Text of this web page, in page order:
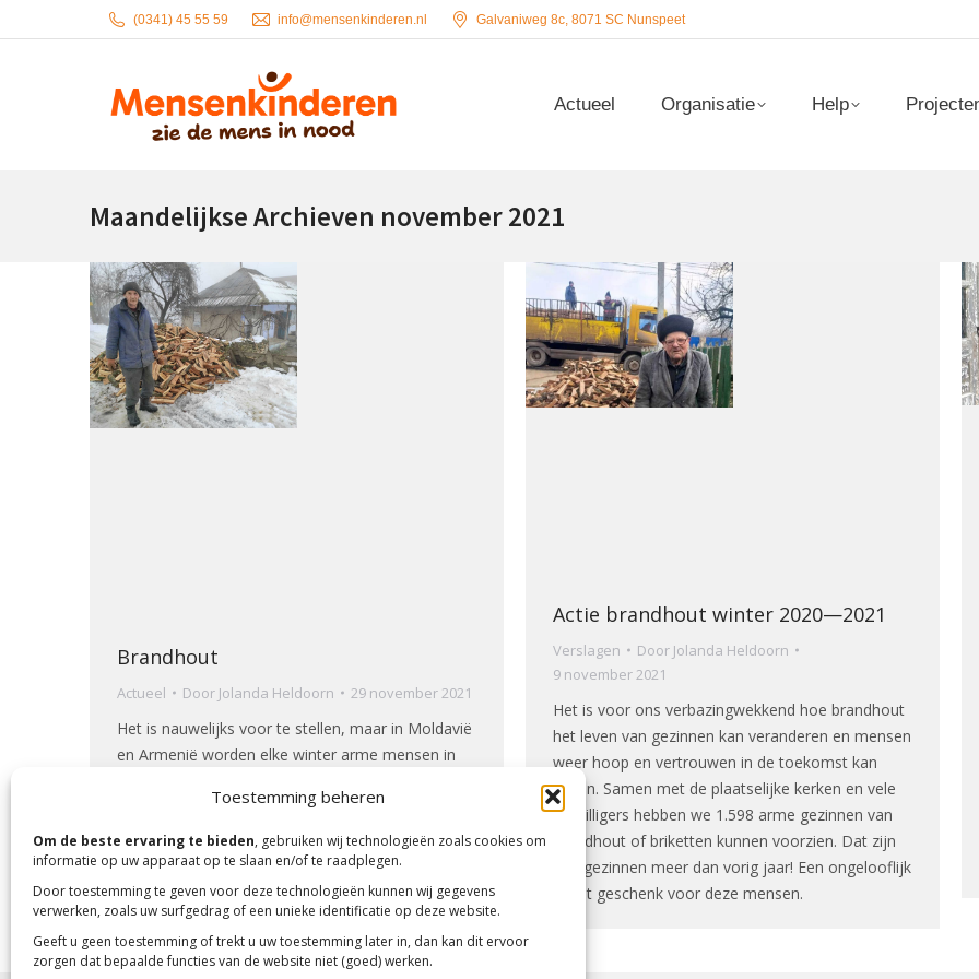
Toestemming beheren
Om de beste ervaring te bieden, gebruiken wij technologieën zoals cookies om
informatie op uw apparaat op te slaan en/of te raadplegen.
Door toestemming te geven voor deze technologieën kunnen wij gegevens
verwerken, zoals uw surfgedrag of een unieke identificatie op deze website.
Geeft u geen toestemming of trekt u uw toestemming later in, dan kan dit ervoor
zorgen dat bepaalde functies van de website niet (goed) werken.
(0341) 45 55 59 info@mensenkinderen.nl Galvaniweg 8c, 8071 SC Nunspeet
Actueel Organisatie Help
Maandelijkse Archieven november 2021
Brandhout
Actueel Door Jolanda Heldoorn 29 november 2021
Het is nauwelijks voor te stellen, maar in Moldavië
en Armenië worden elke winter arme mensen in
Actie brandhout winter 2020—2021
Verslagen Door Jolanda Heldoorn
9 november 2021
Het is voor ons verbazingwekkend hoe brandhout
het leven van gezinnen kan veranderen en mensen
weer hoop en vertrouwen in de toekomst kan
geven. Samen met de plaatselijke kerken en vele
vrijwilligers hebben we 1.598 arme gezinnen van
brandhout of briketten kunnen voorzien. Dat zijn
360 gezinnen meer dan vorig jaar! Een ongelooflijk
groot geschenk voor deze mensen.
Actueel Organisatie Help